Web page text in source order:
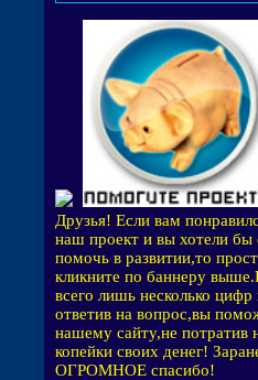
Друзья! Если вам
наш проект и вы хотели бы
помочь в развитии,то
кликните по баннеру
всего лишь несколько цифр
ответив на вопрос,вы
нашему сайту,не потратив
копейки своих денег!
ОГРОМНОЕ спасибо!